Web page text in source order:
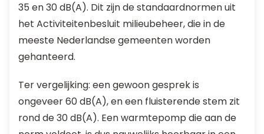
35 en 30 dB(A). Dit zijn de standaardnormen uit
het Activiteitenbesluit milieubeheer, die in de
meeste Nederlandse gemeenten worden
gehanteerd.
Ter vergelijking: een gewoon gesprek is
ongeveer 60 dB(A), en een fluisterende stem zit
rond de 30 dB(A). Een warmtepomp die aan de